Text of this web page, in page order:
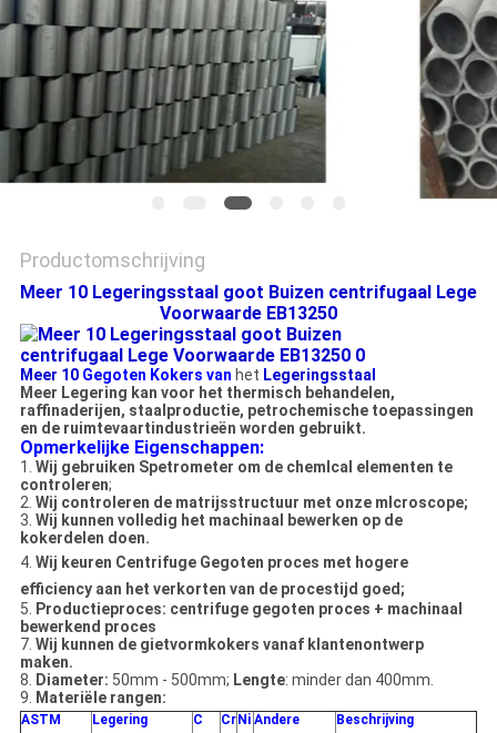
Productomschrijving
Meer 10 Legeringsstaal goot Buizen centrifugaal Lege
Voorwaarde EB13250
Meer 10 Gegoten Kokers van het Legeringsstaal
Meer Legering kan voor het thermisch behandelen,
raffinaderijen, staalproductie, petrochemische toepassingen
en de ruimtevaartindustrieën worden gebruikt.
Opmerkelijke Eigenschappen:
1. Wij gebruiken Spetrometer om de chemlcal elementen te
controleren;
2. Wij controleren de matrijsstructuur met onze mlcroscope;
3. Wij kunnen volledig het machinaal bewerken op de
kokerdelen doen.
4. Wij keuren Centrifuge Gegoten proces met hogere
efficiency aan het verkorten van de procestijd goed;
5. Productieproces: centrifuge gegoten proces + machinaal
bewerkend proces
7. Wij kunnen de gietvormkokers vanaf klantenontwerp
maken.
8. Diameter: 50mm - 500mm; Lengte: minder dan 400mm.
9. Materiële rangen:
ASTM Legering C Cr Ni Andere
Beschrijving